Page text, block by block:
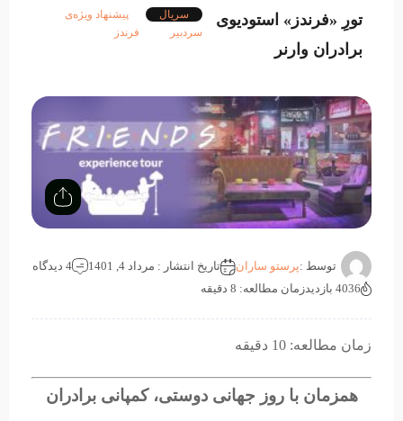
تورِ «فرندز» استودیوی
برادران وارنر
سریال
پیشنهاد ویژه‌ی
سردبیر
فرندز
توسط :پرستو ساران تاریخ انتشار : مرداد 4, 1401
4 دیدگاه
4036 بازدید
زمان مطالعه: 8 دقیقه
زمان مطالعه: 10 دقیقه
همزمان با روز جهانی دوستی، کمپانی برادران